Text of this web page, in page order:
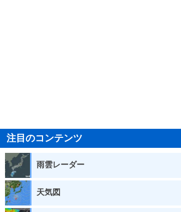
注目のコンテンツ
雨雲レーダー
天気図